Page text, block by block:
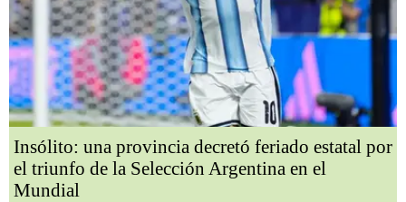
Insólito: una provincia decretó feriado estatal por
el triunfo de la Selección Argentina en el
Mundial